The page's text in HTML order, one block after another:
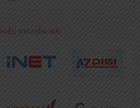
KHUYẾN MÃI